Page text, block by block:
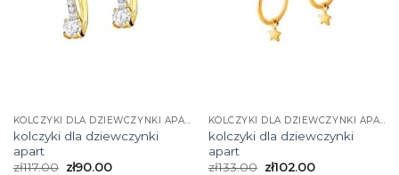
KOLCZYKI DLA DZIEWCZYNKI APART
kolczyki dla dziewczynki
apart
zł117.00 zł90.00
KOLCZYKI DLA DZIEWCZYNKI APART
kolczyki dla dziewczynki
apart
zł133.00 zł102.00